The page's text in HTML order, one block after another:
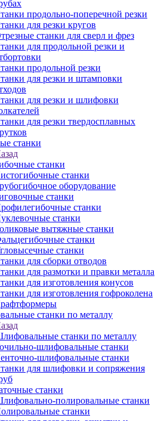
продольно-поперечной резки
для резки кругов
станки для сверл и фрез
для продольной резки и
продольной резки
для резки и штамповки
для резки и шлифовки
для резки твердосплавных
станки
станки
станки
оборудование
станки
станки
станки
вытяжные станки
станки
станки
для сборки отводов
для размотки и правки металла
для изготовления конусов
для изготовления гофроколена
станки по металлу
станки по металлу
шлифовальные станки
шлифовальные станки
для шлифовки и сопряжения
станки
полировальные станки
станки